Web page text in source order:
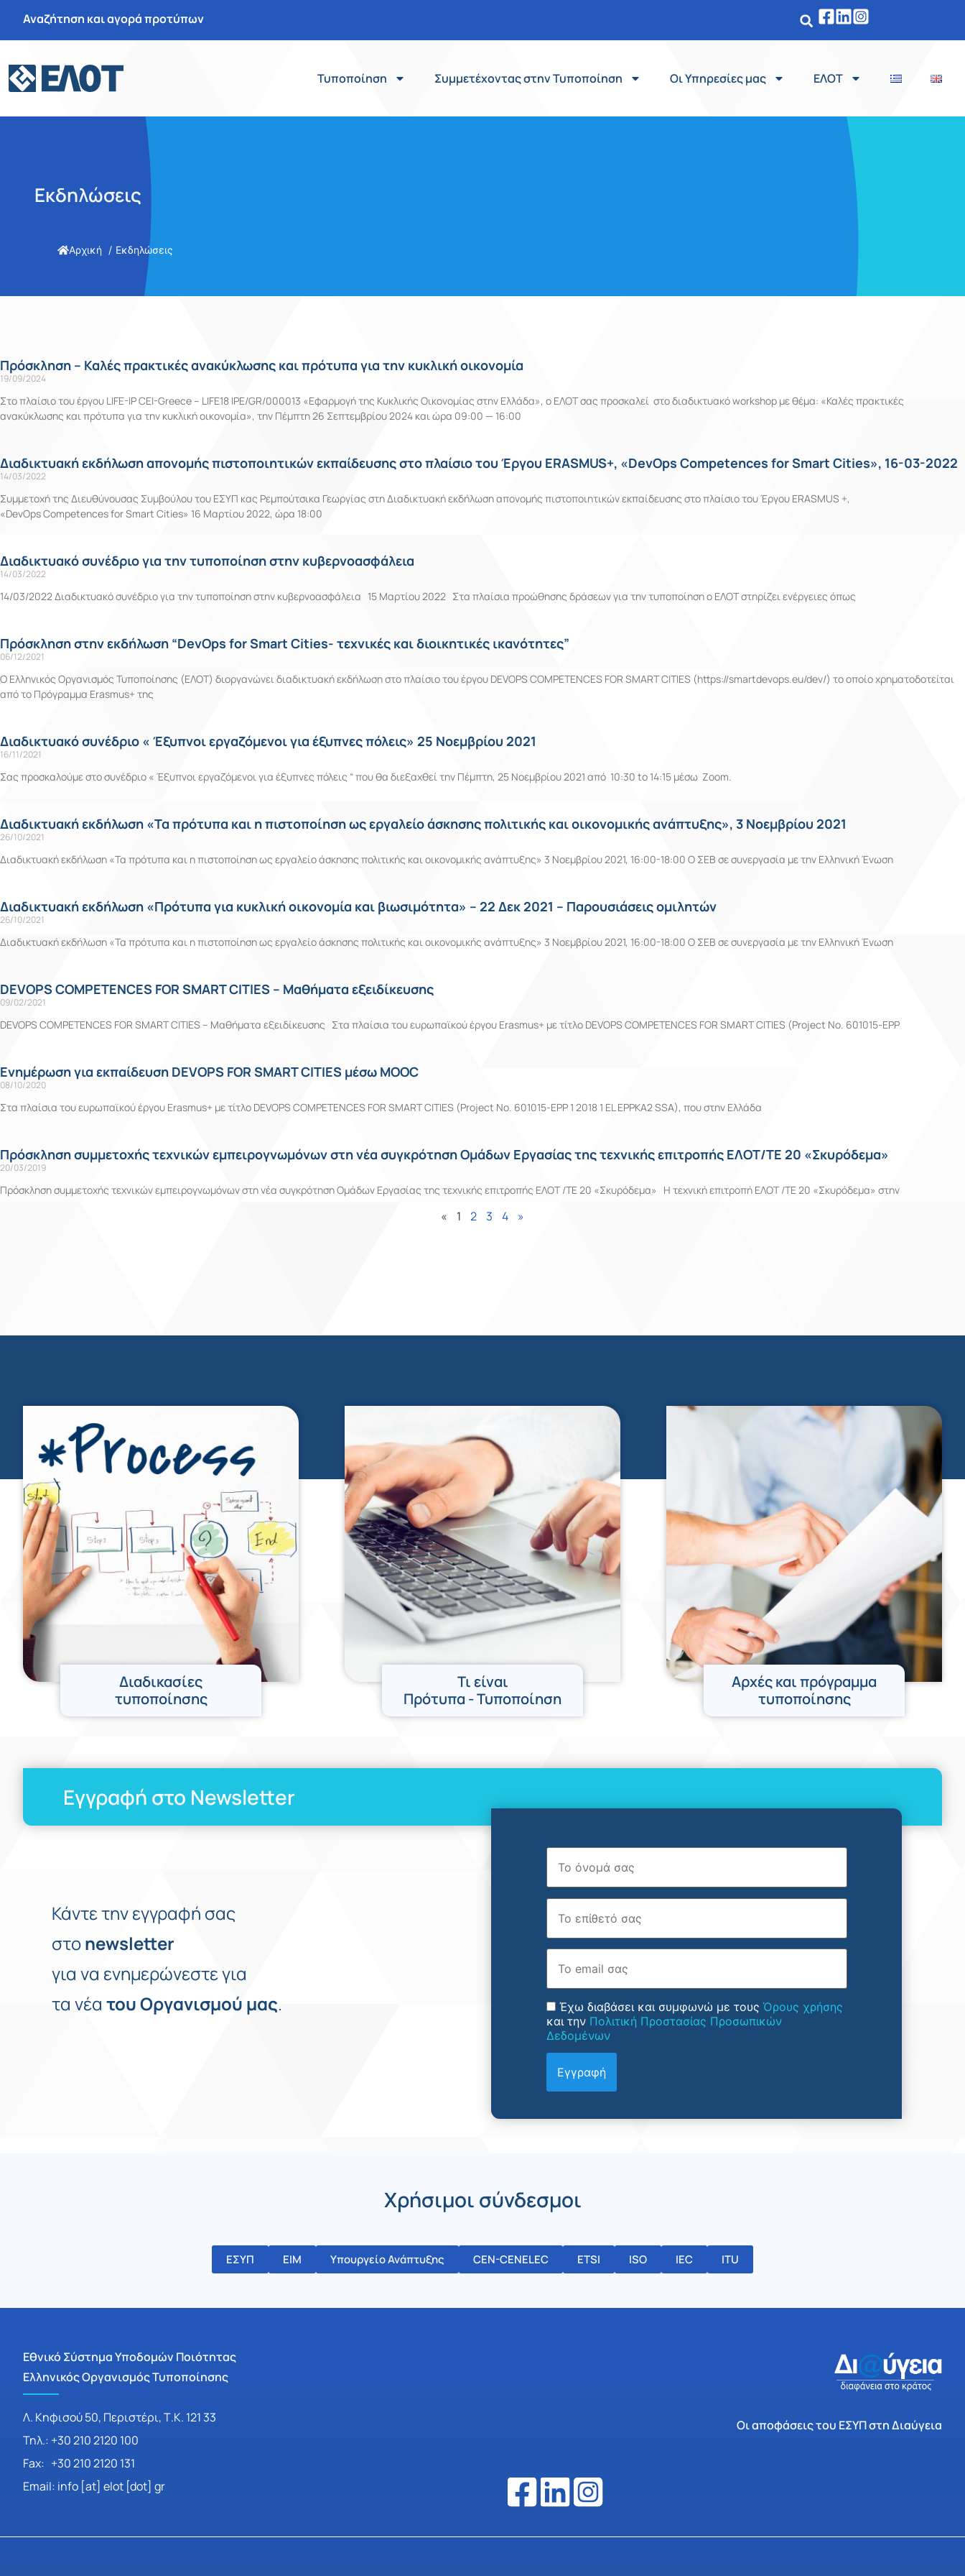
Αναζήτηση και αγορά προτύπων
Τυποποίηση Συμμετέχοντας στην Τυποποίηση Οι Υπηρεσίες μας ΕΛΟΤ
Εκδηλώσεις
Αρχική Εκδηλώσεις
Πρόσκληση – Καλές πρακτικές ανακύκλωσης και πρότυπα για την κυκλική οικονομία
19/09/2024
Στο πλαίσιο του έργου LIFE-IP CEI-Greece – LIFE18 IPE/GR/000013 «Εφαρμογή της Κυκλικής Οικονομίας στην Ελλάδα», ο ΕΛΟΤ σας προσκαλεί στο διαδικτυακό workshop με θέμα: «Καλές πρακτικές
ανακύκλωσης και πρότυπα για την κυκλική οικονομία», την Πέμπτη 26 Σεπτεμβρίου 2024 και ώρα 09:00 — 16:00
Διαδικτυακή εκδήλωση απονομής πιστοποιητικών εκπαίδευσης στο πλαίσιο του Έργου ERASMUS+, «DevOps Competences for Smart Cities», 16-03-2022
14/03/2022
Συμμετοχή της Διευθύνουσας Συμβούλου του ΕΣΥΠ κας Ρεμπούτσικα Γεωργίας στη Διαδικτυακή εκδήλωση απονομής πιστοποιητικών εκπαίδευσης στο πλαίσιο του Έργου ERASMUS +,
«DevOps Competences for Smart Cities» 16 Μαρτίου 2022, ώρα 18:00
Διαδικτυακό συνέδριο για την τυποποίηση στην κυβερνοασφάλεια
14/03/2022
14/03/2022 Διαδικτυακό συνέδριο για την τυποποίηση στην κυβερνοασφάλεια 15 Μαρτίου 2022 Στα πλαίσια προώθησης δράσεων για την τυποποίηση ο ΕΛΟΤ στηρίζει ενέργειες όπως
Πρόσκληση στην εκδήλωση “DevOps for Smart Cities- τεχνικές και διοικητικές ικανότητες”
06/12/2021
O Ελληνικός Οργανισμός Τυποποίησης (ΕΛΟΤ) διοργανώνει διαδικτυακή εκδήλωση στο πλαίσιο του έργου DEVOPS COMPETENCES FOR SMART CITIES (https://smartdevops.eu/dev/) το οποίο χρηματοδοτείται
από το Πρόγραμμα Erasmus+ της
Διαδικτυακό συνέδριο « Έξυπνοι εργαζόμενοι για έξυπνες πόλεις» 25 Νοεμβρίου 2021
16/11/2021
Σας προσκαλούμε στο συνέδριο « Έξυπνοι εργαζόμενοι για έξυπνες πόλεις “ που θα διεξαχθεί την Πέμπτη, 25 Νοεμβρίου 2021 από 10:30 to 14:15 μέσω Zoom.
Διαδικτυακή εκδήλωση «Τα πρότυπα και η πιστοποίηση ως εργαλείο άσκησης πολιτικής και οικονομικής ανάπτυξης», 3 Νοεμβρίου 2021
26/10/2021
Διαδικτυακή εκδήλωση «Τα πρότυπα και η πιστοποίηση ως εργαλείο άσκησης πολιτικής και οικονομικής ανάπτυξης» 3 Νοεμβρίου 2021, 16:00-18:00 Ο ΣΕΒ σε συνεργασία με την Ελληνική Ένωση
Διαδικτυακή εκδήλωση «Πρότυπα για κυκλική οικονομία και βιωσιμότητα» – 22 Δεκ 2021 – Παρουσιάσεις ομιλητών
26/10/2021
Διαδικτυακή εκδήλωση «Τα πρότυπα και η πιστοποίηση ως εργαλείο άσκησης πολιτικής και οικονομικής ανάπτυξης» 3 Νοεμβρίου 2021, 16:00-18:00 Ο ΣΕΒ σε συνεργασία με την Ελληνική Ένωση
DEVOPS COMPETENCES FOR SMART CITIES – Μαθήματα εξειδίκευσης
09/02/2021
DEVOPS COMPETENCES FOR SMART CITIES – Μαθήματα εξειδίκευσης Στα πλαίσια του ευρωπαϊκού έργου Erasmus+ με τίτλο DEVOPS COMPETENCES FOR SMART CITIES (Project No. 601015-EPP
Ενημέρωση για εκπαίδευση DEVOPS FOR SMART CITIES μέσω MOOC
08/10/2020
Στα πλαίσια του ευρωπαϊκού έργου Erasmus+ με τίτλο DEVOPS COMPETENCES FOR SMART CITIES (Project No. 601015-EPP 1 2018 1 EL EPPKA2 SSA), που στην Ελλάδα
Πρόσκληση συμμετοχής τεχνικών εμπειρογνωμόνων στη νέα συγκρότηση Ομάδων Εργασίας της τεχνικής επιτροπής ΕΛΟΤ/ΤΕ 20 «Σκυρόδεμα»
20/03/2019
Πρόσκληση συμμετοχής τεχνικών εμπειρογνωμόνων στη νέα συγκρότηση Ομάδων Εργασίας της τεχνικής επιτροπής ΕΛΟΤ /ΤΕ 20 «Σκυρόδεμα» Η τεχνική επιτροπή ΕΛΟΤ /ΤΕ 20 «Σκυρόδεμα» στην
« 1 2 3 4 »
Διαδικασίες
τυποποίησης
Τι είναι
Πρότυπα - Τυποποίηση
Αρχές και πρόγραμμα
τυποποίησης
Εγγραφή στο Newsletter
Κάντε την εγγραφή σας
στοnewsletter
για να ενημερώνεστε για
τα νέα τουΟργανισμού μας.
Όνομα
Επώνυμο
Email
Έχω διαβάσει και συμφωνώ με τους Όρους χρήσης
και την Πολιτική Προστασίας Προσωπικών
Δεδομένων
Χρήσιμοι σύνδεσμοι
ΕΣΥΠ ΕΙΜ Υπουργείο Ανάπτυξης CEN-CENELEC ETSI ISO IEC ITU
Εθνικό Σύστημα Υποδομών Ποιότητας
Ελληνικός Οργανισμός Τυποποίησης
Λ. Κηφισού 50, Περιστέρι, Τ.Κ. 121 33
Τηλ.: +30 210 2120 100
Fax: +30 210 2120 131
Email: info [at] elot [dot] gr
Οι αποφάσεις του ΕΣΥΠ στη Διαύγεια